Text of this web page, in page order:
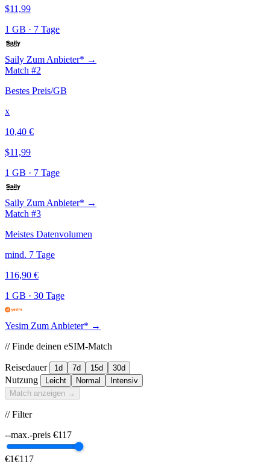
$11,99
1 GB · 7 Tage
Saily Zum Anbieter* →
Match #2
Bestes Preis/GB
x
10,40 €
$11,99
1 GB · 7 Tage
Saily Zum Anbieter* →
Match #3
Meistes Datenvolumen
mind. 7 Tage
116,90 €
1 GB · 30 Tage
Yesim Zum Anbieter* →
// Finde deinen eSIM-Match
Reisedauer 1d 7d 15d 30d
Nutzung Leicht Normal
Intensiv
Match anzeigen →
// Filter
--max.-preis €117
€1€117